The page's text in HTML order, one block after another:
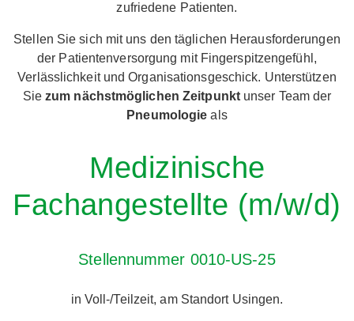
zufriedene Patienten.
Stellen Sie sich mit uns den täglichen Herausforderungen
der Patientenversorgung mit Fingerspitzengefühl,
Verlässlichkeit und Organisationsgeschick. Unterstützen
Sie zum nächstmöglichen Zeitpunktunser Team der
Pneumologie als
Medizinische
Fachangestellte (m/w/d)
Stellennummer 0010-US-25
in Voll-/Teilzeit, am Standort Usingen.